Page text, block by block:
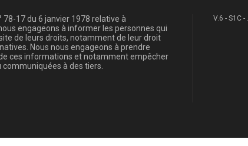
17 du 6 janvier 1978 relative à
engageons à informer les personnes qui
de leurs droits, notamment de leur droit
Nous nous engageons à prendre
ces informations et notamment empêcher
à des tiers.
V.6 - S1C